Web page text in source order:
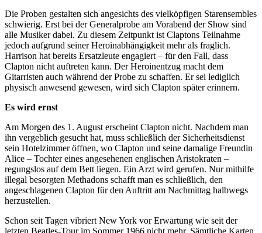
Die Proben gestalten sich angesichts des vielköpfigen Starensembles
schwierig. Erst bei der Generalprobe am Vorabend der Show sind
alle Musiker dabei. Zu diesem Zeitpunkt ist Claptons Teilnahme
jedoch aufgrund seiner Heroinabhängigkeit mehr als fraglich.
Harrison hat bereits Ersatzleute engagiert – für den Fall, dass
Clapton nicht auftreten kann. Der Heroinentzug macht dem
Gitarristen auch während der Probe zu schaffen. Er sei lediglich
physisch anwesend gewesen, wird sich Clapton später erinnern.
Es wird ernst
Am Morgen des 1. August erscheint Clapton nicht. Nachdem man
ihn vergeblich gesucht hat, muss schließlich der Sicherheitsdienst
sein Hotelzimmer öffnen, wo Clapton und seine damalige Freundin
Alice – Tochter eines angesehenen englischen Aristokraten –
regungslos auf dem Bett liegen. Ein Arzt wird gerufen. Nur mithilfe
illegal besorgten Methadons schafft man es schließlich, den
angeschlagenen Clapton für den Auftritt am Nachmittag halbwegs
herzustellen.
Schon seit Tagen vibriert New York vor Erwartung wie seit der